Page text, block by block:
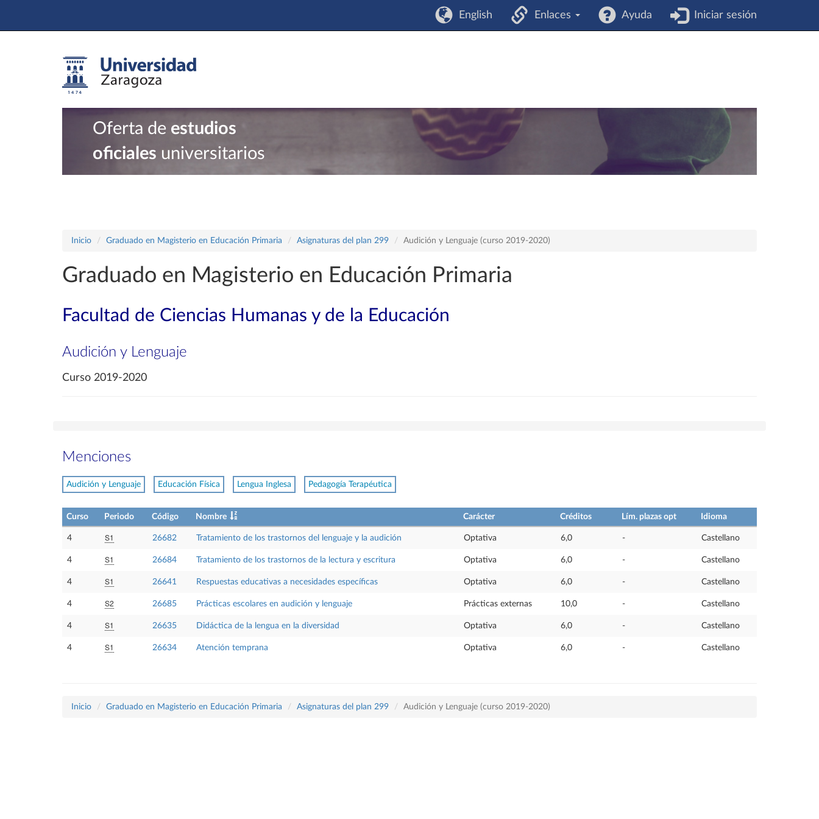
English Enlaces Ayuda Iniciar sesión
Oferta de estudios
oficiales universitarios
Inicio Graduado en Magisterio en Educación Primaria Asignaturas del plan 299 Audición y Lenguaje (curso 2019-2020)
Graduado en Magisterio en Educación Primaria
Facultad de Ciencias Humanas y de la Educación
Audición y Lenguaje
Curso 2019-2020
Menciones
Audición y Lenguaje Educación Física Lengua Inglesa Pedagogía Terapéutica
Curso Periodo Código Nombre Carácter Créditos Lím. plazas opt Idioma
4 S1 26682 Tratamiento de los trastornos del lenguaje y la audición Optativa 6,0 - Castellano
4 S1 26684 Tratamiento de los trastornos de la lectura y escritura Optativa 6,0 - Castellano
4 S1 26641 Respuestas educativas a necesidades específicas Optativa 6,0 - Castellano
4 S2 26685 Prácticas escolares en audición y lenguaje Prácticas externas 10,0 - Castellano
4 S1 26635 Didáctica de la lengua en la diversidad Optativa 6,0 - Castellano
4 S1 26634 Atención temprana Optativa 6,0 - Castellano
Inicio Graduado en Magisterio en Educación Primaria Asignaturas del plan 299 Audición y Lenguaje (curso 2019-2020)